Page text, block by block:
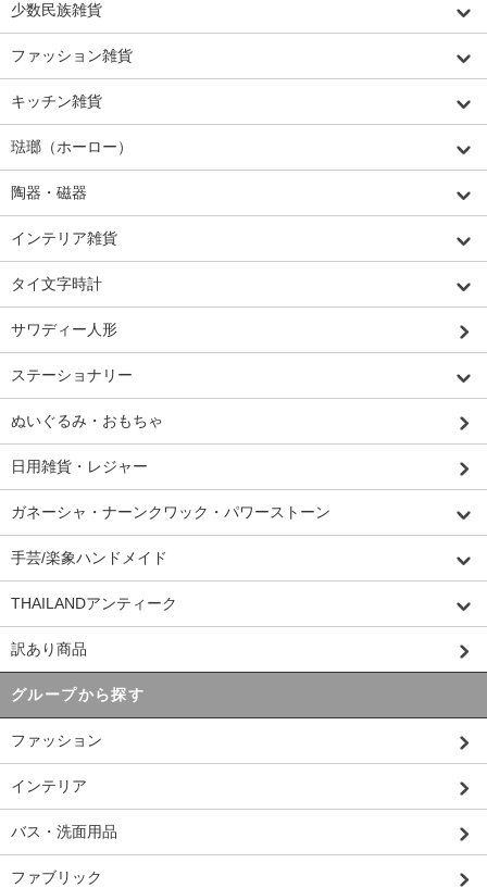
少数民族雑貨
ファッション雑貨
キッチン雑貨
琺瑯（ホーロー）
陶器・磁器
インテリア雑貨
タイ文字時計
サワディー人形
ステーショナリー
ぬいぐるみ・おもちゃ
日用雑貨・レジャー
ガネーシャ・ナーンクワック・パワーストーン
手芸/楽象ハンドメイド
THAILANDアンティーク
訳あり商品
グループから探す
ファッション
インテリア
バス・洗面用品
ファブリック